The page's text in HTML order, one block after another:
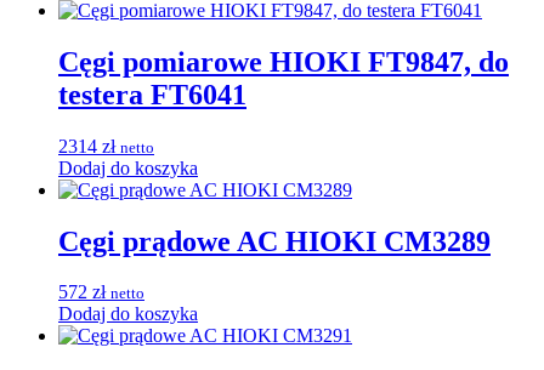
Cęgi pomiarowe HIOKI FT9847, do
testera FT6041
2314 zł netto
Dodaj do koszyka
Cęgi prądowe AC HIOKI CM3289
572 zł netto
Dodaj do koszyka